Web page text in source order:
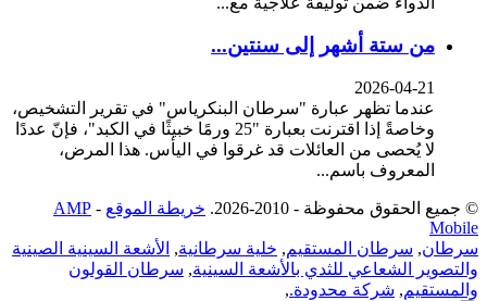
من ستة أشهر إلى سنتين...
2026-04-21
عندما تظهر عبارة "سرطان البنكرياس" في تقرير التشخيص،
وخاصةً إذا اقترنت بعبارة "25 ورمًا خبيثًا في الكبد"، فإنّ عددًا
لا يُحصى من العائلات قد غرقوا في اليأس. هذا المرض،
المعروف باسم...
© جميع الحقوق محفوظة - 2010-2026. خريطة الموقع -
AMP
Mobile
سرطان, سرطان المستقيم, خلية سرطانية, الأشعة السينية الصينية
والتصوير الشعاعي للثدي بالأشعة السينية, سرطان القولون
والمستقيم, شركة محدودة.,